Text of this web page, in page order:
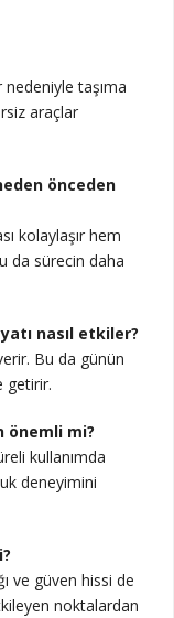
taşıma
araçlar
önceden
kolaylaşır hem
da sürecin daha
nasıl etkiler?
Bu da günün
getirir.
önemli mi?
kullanımda
deneyimini
ve güven hissi de
noktalardan